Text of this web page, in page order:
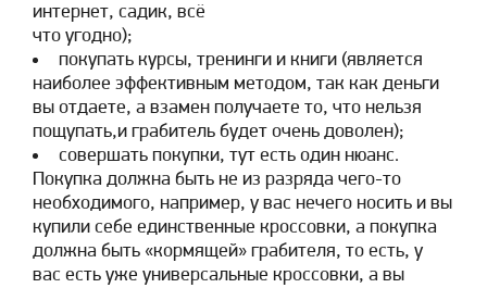
интернет, садик, всё
что угодно);
покупать курсы, тренинги и книги (является
наиболее эффективным методом, так как деньги
вы отдаете, а взамен получаете то, что нельзя
пощупать,и грабитель будет очень доволен);
совершать покупки, тут есть один нюанс.
Покупка должна быть не из разряда чего-то
необходимого, например, у вас нечего носить и вы
купили себе единственные кроссовки, а покупка
должна быть «кормящей» грабителя, то есть, у
вас есть уже универсальные кроссовки, а вы